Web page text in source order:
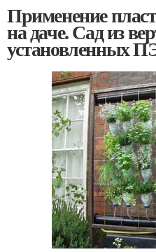
Применение
на даче. Сад из
установленных